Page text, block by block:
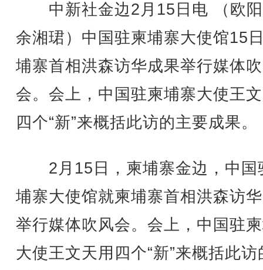
中新社金边2月15日电 （欧
余湘珺）中国驻柬埔寨大使馆15
埔寨首相洪森访华成果举行媒体
会。会上，中国驻柬埔寨大使王
四个“新”来概括此访的主要成果。
2月15日，柬埔寨金边，中国
埔寨大使馆就柬埔寨首相洪森访
举行媒体吹风会。会上，中国驻
大使王文天用四个“新”来概括此访